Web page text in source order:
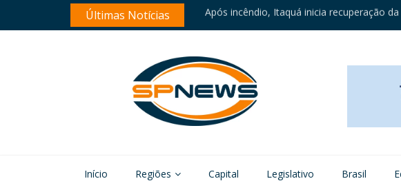
Últimas Notícias Suzano reativa Conselho Municipal de
Início Regiões Capital Legislativo Brasil